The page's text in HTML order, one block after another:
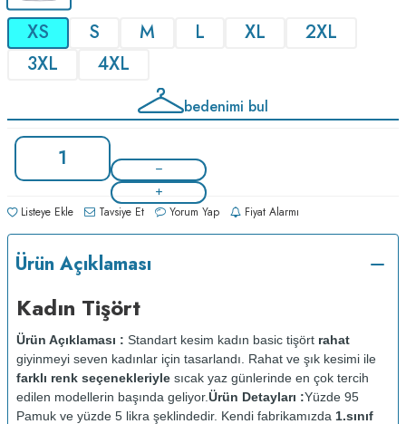
XS S M L XL
2XL
3XL
4XL
bedenimi bul
Listeye Ekle Tavsiye Et Yorum Yap Fiyat Alarmı
Ürün Açıklaması
Kadın Tişört
Ürün Açıklaması : Standart kesim kadın basic tişört rahat
giyinmeyi seven kadınlar için tasarlandı. Rahat ve şık kesimi ile
farklı renk seçenekleriyle sıcak yaz günlerinde en çok tercih
edilen modellerin başında geliyor.Ürün Detayları :Yüzde 95
Pamuk ve yüzde 5 likra şeklindedir. Kendi fabrikamızda 1.sınıf